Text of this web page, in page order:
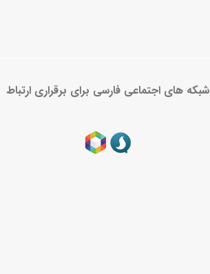
شبکه های اجتماعی فارسی برای برقراری ارتباط